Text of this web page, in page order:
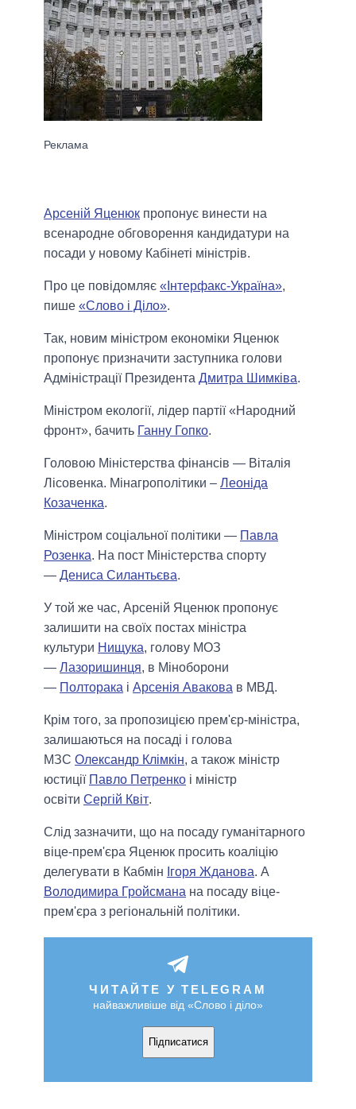
Арсеній Яценюк пропонує винести на
всенародне обговорення кандидатури на
посади у новому Кабінеті міністрів.
Про це повідомляє «Інтерфакс-Україна»,
пише «Слово і Діло».
Так, новим міністром економіки Яценюк
пропонує призначити заступника голови
Адміністрації Президента Дмитра Шимківа.
Міністром екології, лідер партії «Народний
фронт», бачить Ганну Гопко.
Головою Міністерства фінансів — Віталія
Лісовенка. Мінагрополітики – Леоніда
Козаченка.
Міністром соціальної політики — Павла
Розенка. На пост Міністерства спорту
— Дениса Силантьєва.
У той же час, Арсеній Яценюк пропонує
залишити на своїх постах міністра
культури Нищука, голову МОЗ
— Лазоришинця, в Міноборони
— Полторака і Арсенія Авакова в МВД.
Крім того, за пропозицією прем'єр-міністра,
залишаються на посаді і голова
МЗС Олександр Клімкін, а також міністр
юстиції Павло Петренко і міністр
освіти Сергій Квіт.
Слід зазначити, що на посаду гуманітарного
віце-прем'єра Яценюк просить коаліцію
делегувати в Кабмін Ігоря Жданова. А
Володимира Гройсмана на посаду віце-
прем'єра з регіональній політики.
ЧИТАЙТЕ У TELEGRAM
найважливіше від «Слово і діло»
Підписатися